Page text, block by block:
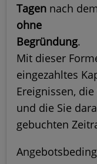
Tagen nach
ohne
Begründung
Mit dieser
eingezahltes
Ereignissen,
und die Sie
gebuchten